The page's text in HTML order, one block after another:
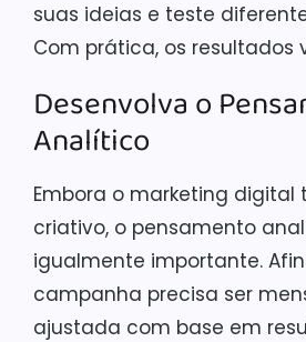
suas ideias e teste
Com prática, os resultados
Desenvolva o
Analítico
Embora o marketing digital
criativo, o pensamento
igualmente importante.
campanha precisa ser
ajustada com base em